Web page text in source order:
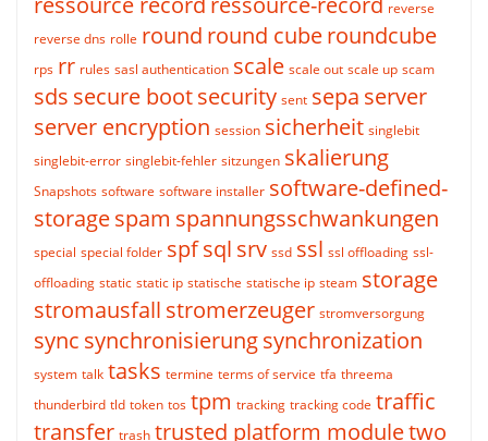
reverse
reverse dns rolle round round cuberoundcube
rps rr rules sasl authentication scale scale out scale up scam
sds secure bootsecurity sent sepa server
server encryption session sicherheit singlebit
singlebit-error singlebit-fehler sitzungen skalierung
Snapshots software software installer software-defined-
storagespam spannungsschwankungen
special special folder spfsql srv ssd ssl ssl offloading ssl-
offloading static static ip statische statische ip steam storage
stromausfall stromerzeuger stromversorgung
sync synchronisierungsynchronization
system talk tasks termine terms of service tfa threema
thunderbird tld token tos tpm tracking tracking code traffic
transfer trash trusted platform moduletwo